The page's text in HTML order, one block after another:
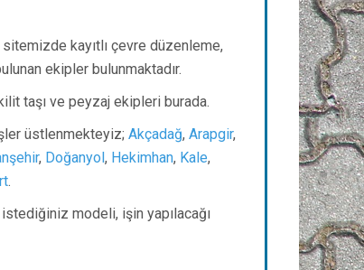
kayıtlı çevre düzenleme,
ekipler bulunmaktadır.
taşı ve peyzaj ekipleri burada.
üstlenmekteyiz; Akçadağ, Arapgir,
, Doğanyol , Hekimhan, Kale,
.
modeli, işin yapılacağı